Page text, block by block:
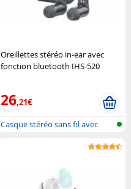
Oreillettes stéréo in-ear avec
fonction bluetooth IHS-520
26,21€
Casque stéréo sans fil avec